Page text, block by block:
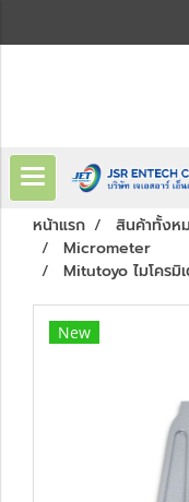
หน้าแรก สินค้าทั้งห
Micrometer
Mitutoyo ไมโครมิ
New